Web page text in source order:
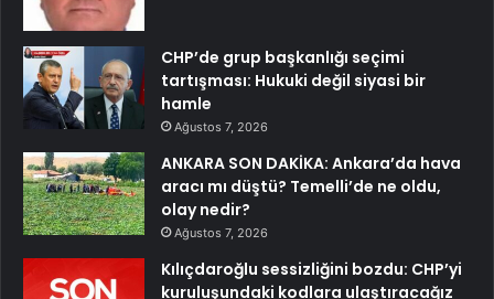
CHP’de grup başkanlığı seçimi
tartışması: Hukuki değil siyasi bir
hamle
Ağustos 7, 2026
ANKARA SON DAKİKA: Ankara’da hava
aracı mı düştü? Temelli’de ne oldu,
olay nedir?
Ağustos 7, 2026
Kılıçdaroğlu sessizliğini bozdu: CHP’yi
kuruluşundaki kodlara ulaştıracağız